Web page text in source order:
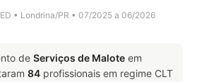
• Londrina/PR • 07/2025 a 06/2026
de Serviços de Malote em
84 profissionais em regime CLT